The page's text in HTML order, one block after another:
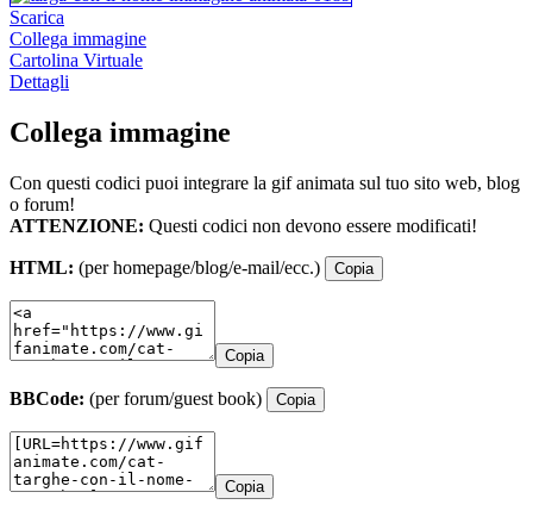
Scarica
Collega immagine
Cartolina Virtuale
Dettagli
Collega immagine
Con questi codici puoi integrare la gif animata sul tuo sito web, blog
o forum!
ATTENZIONE: Questi codici non devono essere modificati!
HTML: (per homepage/blog/e-mail/ecc.) Copia
Copia
BBCode: (per forum/guest book) Copia
Copia